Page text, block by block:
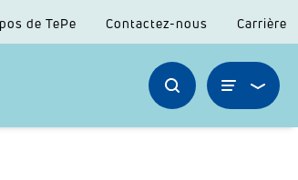
de TePe Contactez-nous Carrière